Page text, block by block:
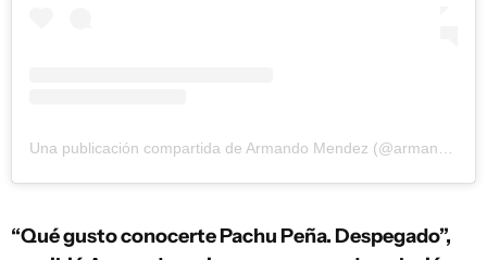
Una publicación compartida de Armando Mendez (@armandomendez.26)
“Qué gusto conocerte Pachu Peña. Despegado”,